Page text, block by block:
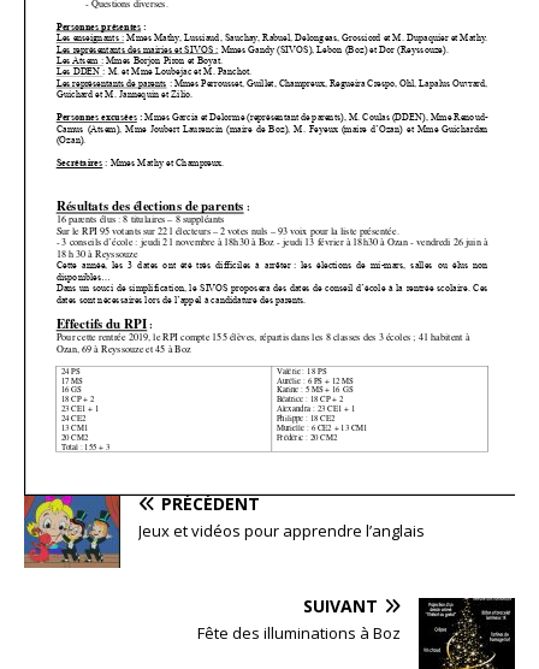
PRÉCÉDENT
Jeux et vidéos pour apprendre l’anglais
SUIVANT
Fête des illuminations à Boz